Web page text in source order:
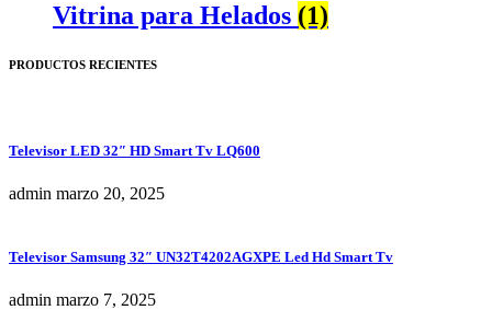
Vitrina para Helados (1)
PRODUCTOS RECIENTES
Televisor LED 32″ HD Smart Tv LQ600
admin marzo 20, 2025
Televisor Samsung 32″ UN32T4202AGXPE Led Hd Smart Tv
admin marzo 7, 2025